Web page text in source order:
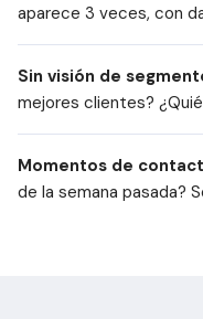
aparece 3 veces, con
Sin visión de
mejores clientes?
Momentos de
de la semana pasada?